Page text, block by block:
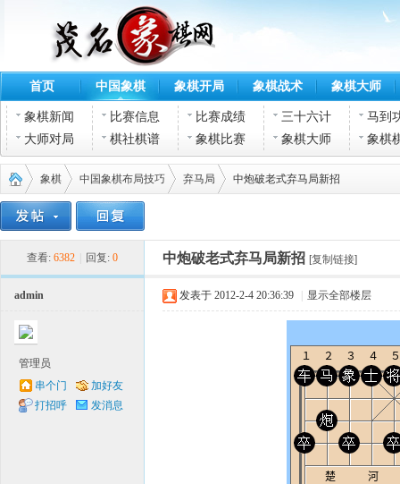
首页 中国象棋 象棋开局 象棋战术 象棋大师
象棋新闻 比赛信息 比赛成绩 三十六计
马到
大师对局
棋社棋谱 象棋比赛 象棋大师 象棋
象棋
›
中国象棋布局技巧
›
弃马局
›
中炮破老式弃马局新招
查看: 6382 回复: 0 中炮破老式弃马局新招 [复制链接]
admin
管理员
串个门
加好友
打招呼
发消息
发表于 2012-2-4 20:36:39 显示全部楼层